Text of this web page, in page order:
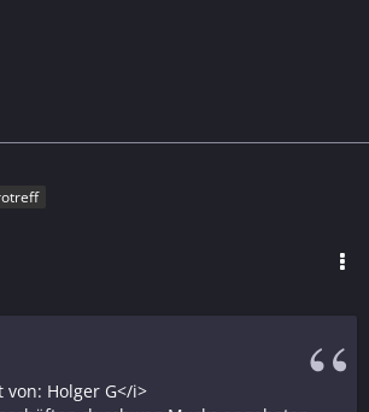
Holger G</i>